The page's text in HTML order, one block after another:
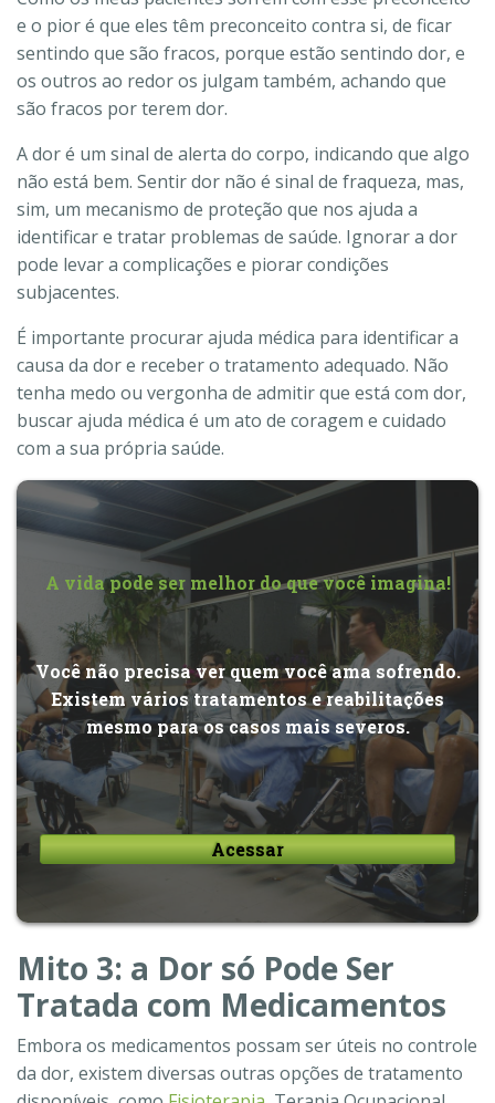
e o pior é que eles têm preconceito contra si, de ficar
sentindo que são fracos, porque estão sentindo dor, e
os outros ao redor os julgam também, achando que
são fracos por terem dor.
A dor é um sinal de alerta do corpo, indicando que algo
não está bem. Sentir dor não é sinal de fraqueza, mas,
sim, um mecanismo de proteção que nos ajuda a
identificar e tratar problemas de saúde. Ignorar a dor
pode levar a complicações e piorar condições
subjacentes.
É importante procurar ajuda médica para identificar a
causa da dor e receber o tratamento adequado. Não
tenha medo ou vergonha de admitir que está com dor,
buscar ajuda médica é um ato de coragem e cuidado
com a sua própria saúde.
A vida pode ser melhor do que você imagina!
Você não precisa ver quem você ama sofrendo.
Existem vários tratamentos e reabilitações
mesmo para os casos mais severos.
Acessar
Mito 3: a Dor só Pode Ser
Tratada com Medicamentos
Embora os medicamentos possam ser úteis no controle
da dor, existem diversas outras opções de tratamento